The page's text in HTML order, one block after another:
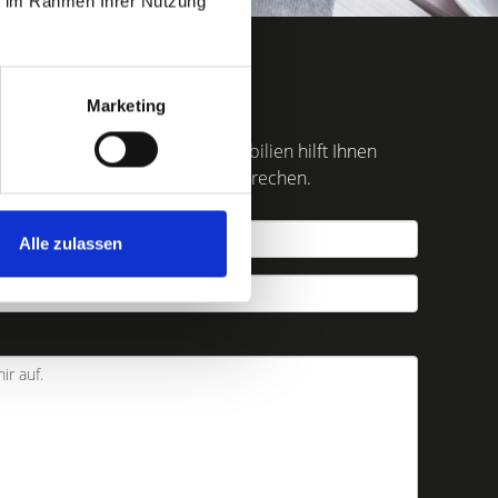
Marketing
Alle zulassen
finden
? Das Team von Hegerich Immobilien hilft Ihnen
mit Ihnen besprechen.